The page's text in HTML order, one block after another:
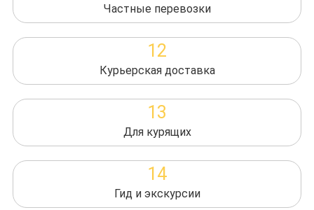
Частные перевозки
12
Курьерская доставка
13
Для курящих
14
Гид и экскурсии